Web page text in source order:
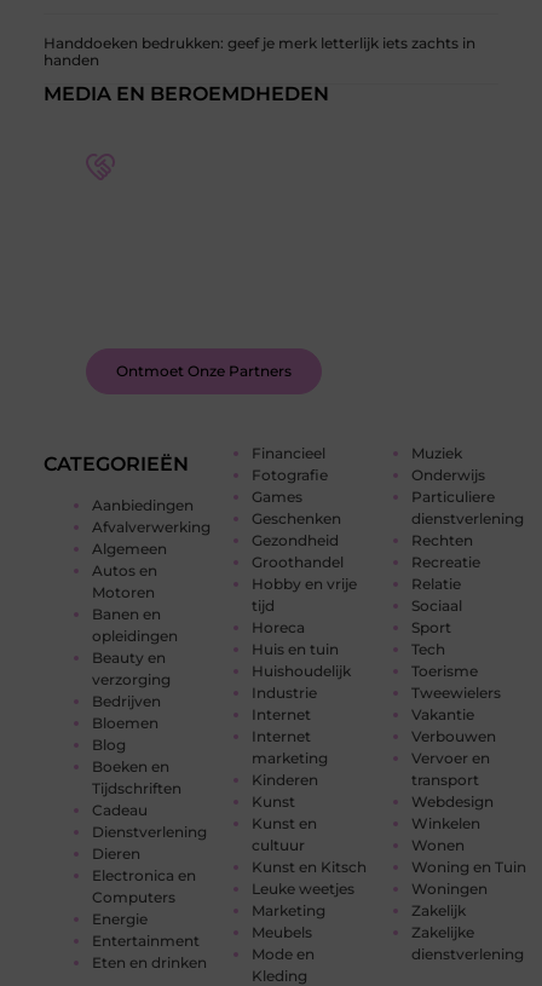
Handdoeken bedrukken: geef je merk letterlijk iets zachts in
handen
CATEGORIEËN
Aanbiedingen
Afvalverwerking
Algemeen
Autos en
Motoren
Banen en
opleidingen
Beauty en
verzorging
Bedrijven
Bloemen
Blog
Boeken en
Tijdschriften
Cadeau
Dienstverlening
Dieren
Electronica en
Computers
Energie
Entertainment
Eten en drinken
Financieel
Fotografie
Games
Geschenken
Gezondheid
Groothandel
Hobby en vrije
tijd
Horeca
Huis en tuin
Huishoudelijk
Industrie
Internet
Internet
marketing
Kinderen
Kunst
Kunst en
cultuur
Kunst en Kitsch
Leuke weetjes
Marketing
Meubels
Mode en
Kleding
Muziek
Onderwijs
Particuliere
dienstverlening
Rechten
Recreatie
Relatie
Sociaal
Sport
Tech
Toerisme
Tweewielers
Vakantie
Verbouwen
Vervoer en
transport
Webdesign
Winkelen
Wonen
Woning en Tuin
Woningen
Zakelijk
Zakelijke
dienstverlening
MEDIA EN BEROEMDHEDEN
Ontmoet Onze Partners